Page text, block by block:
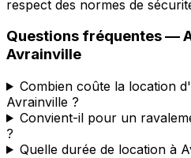
respect des normes de
Questions fréquentes —
Avrainville
Combien coûte la location
Avrainville ?
Convient-il pour un
?
Quelle durée de location à